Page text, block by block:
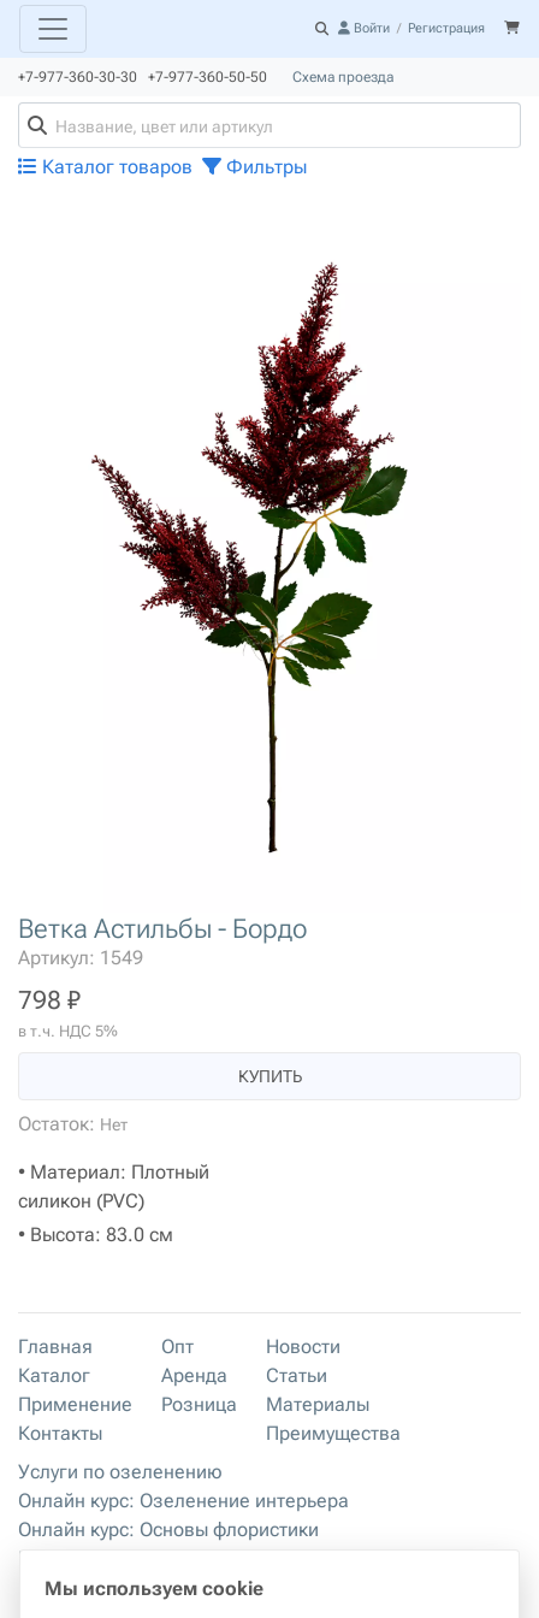
Войти / Регистрация
+7-977-360-30-30 +7-977-360-50-50 Схема проезда
Каталог товаров Фильтры
Ветка Астильбы - Бордо
Артикул: 1549
798 ₽
в т.ч. НДС 5%
КУПИТЬ
Остаток: Нет
• Материал: Плотный
силикон (PVC)
• Высота: 83.0 см
Главная
Каталог
Применение
Контакты
Опт
Аренда
Розница
Новости
Статьи
Материалы
Преимущества
Услуги по озеленению
Онлайн курс: Озеленение интерьера
Онлайн курс: Основы флористики
Правила хранения и эксплуатации
Мы используем cookie